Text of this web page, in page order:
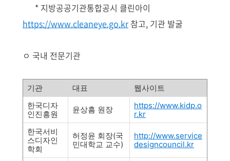
* 지방공공기관통합공시 클린아이
https://www.cleaneye.go.kr 참고, 기관 발굴
ㅇ 국내 전문기관
기관 대표
웹사이트
한국디자
인진흥원
윤상흠 원장
https://www.kidp.o
r.kr
한국서비
스디자인
학회
허정윤 회장(국
민대학교 교수)
http://www.service
designcouncil.kr